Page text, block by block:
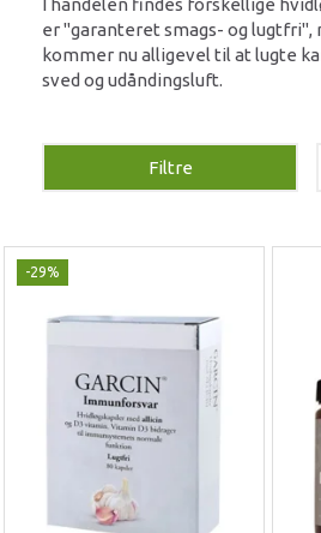
er "garanteret smags- og lugtfri",
kommer nu alligevel til at lugte
sved og udåndingsluft.
Filtre
-29%